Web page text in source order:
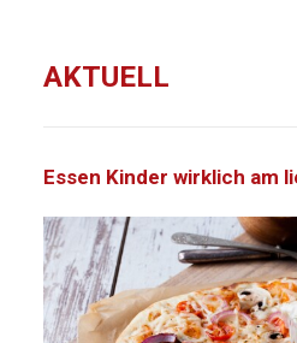
AKTUELL
Essen Kinder wirklich am